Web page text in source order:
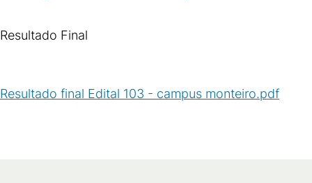
Resultado Final
Resultado final Edital 103 - campus monteiro.pdf